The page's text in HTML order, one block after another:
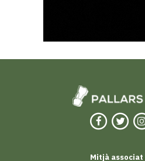
Mitjà associat